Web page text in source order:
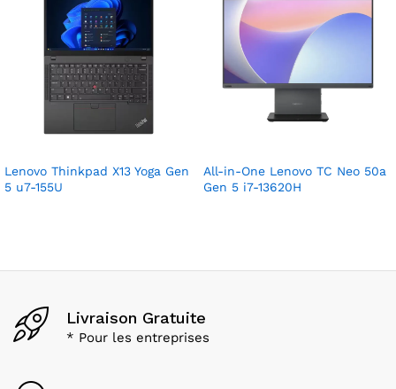
Lenovo Thinkpad X13 Yoga Gen
5 u7-155U
All-in-One Lenovo TC Neo 50a
Gen 5 i7-13620H
Livraison Gratuite
* Pour les entreprises